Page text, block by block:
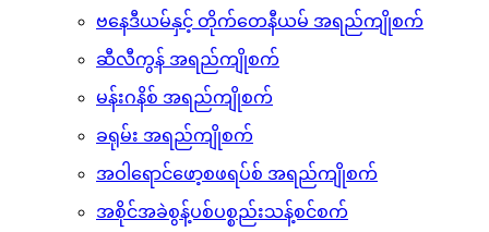
ဗနေဒီယမ်နှင့် တိုက်တေနီယမ် အရည်ကျိုစက်
ဆီလီကွန် အရည်ကျိုစက်
မန်းဂနိစ် အရည်ကျိုစက်
ခရုမ်း အရည်ကျိုစက်
အဝါရောင်ဖော့စဖရပ်စ် အရည်ကျိုစက်
အစိုင်အခဲစွန့်ပစ်ပစ္စည်းသန့်စင်စက်